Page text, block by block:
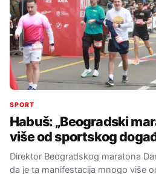
SPORT
Habuš: „Beogradski
više od sportskog
Direktor Beogradskog maratona
da je ta manifestacija mnogo više